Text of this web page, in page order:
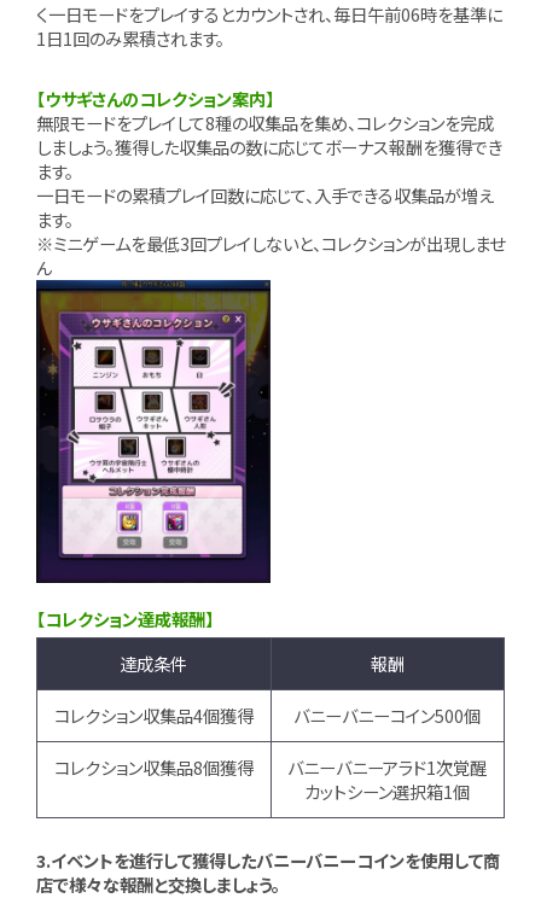
く一日モードをプレイするとカウントされ、毎日午前06時を基準に
1日1回のみ累積されます。
【ウサギさんのコレクション案内】
無限モードをプレイして8種の収集品を集め、コレクションを完成
しましょう。獲得した収集品の数に応じてボーナス報酬を獲得でき
ます。
一日モードの累積プレイ回数に応じて、入手できる収集品が増え
ます。
※ミニゲームを最低3回プレイしないと、コレクションが出現しませ
ん
【コレクション達成報酬】
達成条件
報酬
コレクション収集品4個獲得 バニーバニーコイン500個
コレクション収集品8個獲得
バニーバニーアラド1次覚醒
カットシーン選択箱1個
3.イベントを進行して獲得したバニーバニーコインを使用して商
店で様々な報酬と交換しましょう。